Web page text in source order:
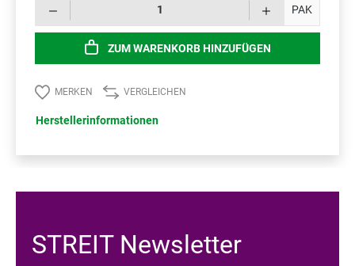
PAK
ZUM WARENKORB HINZUFÜGEN
MERKEN VERGLEICHEN
Herstellerinformationen
STREIT Newsletter